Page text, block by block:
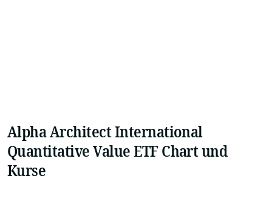
Alpha Architect International
Quantitative Value ETF Chart und
Kurse